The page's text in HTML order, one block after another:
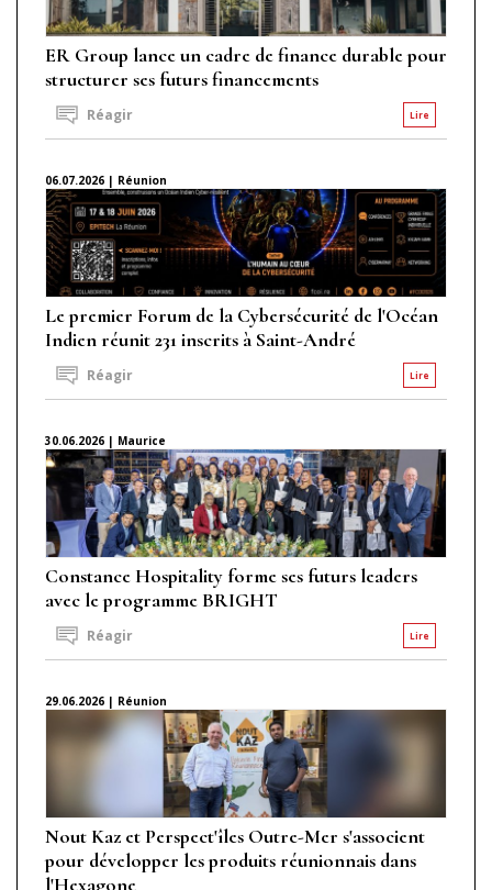
ER Group lance un cadre de finance durable pour
structurer ses futurs financements
Lire
Réagir
06.07.2026 | Réunion
Le premier Forum de la Cybersécurité de l'Océan
Indien réunit 231 inscrits à Saint-André
Lire
Réagir
30.06.2026 | Maurice
Constance Hospitality forme ses futurs leaders
avec le programme BRIGHT
Lire
Réagir
29.06.2026 | Réunion
Nout Kaz et Perspect'îles Outre-Mer s'associent
pour développer les produits réunionnais dans
l'Hexagone